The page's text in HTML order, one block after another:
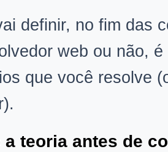
definir, no fim das
web ou não,
que você resolve
a teoria antes de